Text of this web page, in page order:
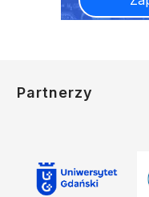
Partnerzy